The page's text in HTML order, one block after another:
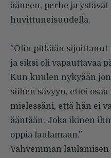
ääneen, perhe ja
huvittuneisuudella.
”Olin pitkään sijoittanut
ja siksi oli vapauttavaa
Kun kuulen nykyään
siihen sävyyn, ettei
mielessäni, että hän ei
ääntään. Joka ikinen
oppia laulamaan.”
Vahvemman